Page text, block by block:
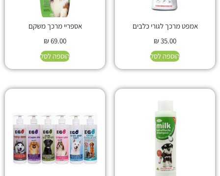
אמפט מרכך לגורי כלבים
₪35.00
הוספה לסל
אספריי מרכך משקם
₪69.00
הוספה לסל